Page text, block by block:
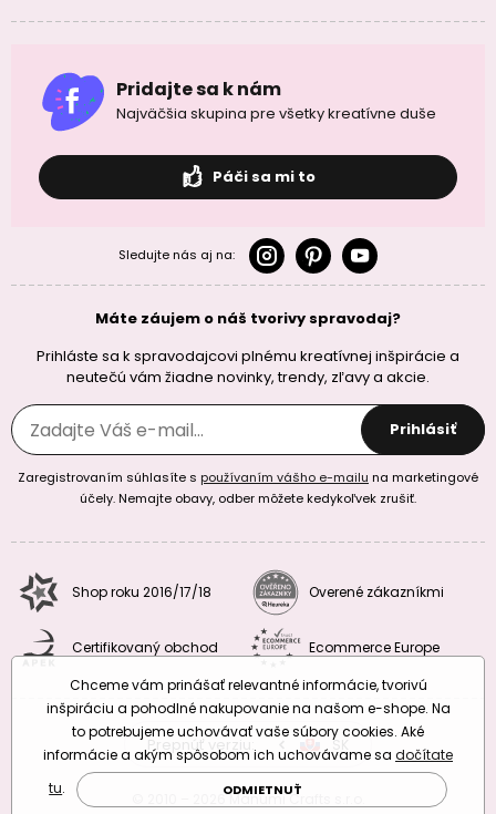
Pridajte sa k nám
Najväčšia skupina pre všetky kreatívne duše
Páči sa mi to
Sledujte nás aj na:
Máte záujem o náš tvorivy spravodaj?
Prihláste sa k spravodajcovi plnému kreatívnej inšpirácie a
neutečú vám žiadne novinky, trendy, zľavy a akcie.
Prihlásiť
Zaregistrovaním súhlasíte s používaním vášho e-mailu na marketingové
účely. Nemajte obavy, odber môžete kedykoľvek zrušiť.
Shop roku 2016/17/18 Overené zákazníkmi
Certifikovaný obchod Ecommerce Europe
Prepnúť verziu: CZSK
© 2010 – 2026 Manumi Crafts s.r.o.
Chceme vám prinášať relevantné informácie, tvorivú
inšpiráciu a pohodlné nakupovanie na našom e-shope. Na
to potrebujeme uchovávať vaše súbory cookies. Aké
informácie a akým spôsobom ich uchovávame sa dočítate
tu. ODMIETNUŤ